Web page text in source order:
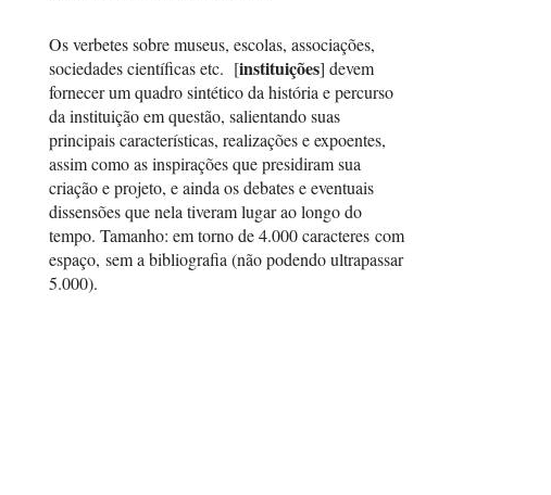
​​Os verbetes sobre museus, escolas, associações,
sociedades científicas etc. [instituições] devem
fornecer um quadro sintético da história e percurso
da instituição em questão, salientando suas
principais características, realizações e expoentes,
assim como as inspirações que presidiram sua
criação e projeto, e ainda os debates e eventuais
dissensões que nela tiveram lugar ao longo do
tempo. Tamanho: em torno de 4.000 caracteres com
espaço, sem a bibliografia (não podendo ultrapassar
5.000).